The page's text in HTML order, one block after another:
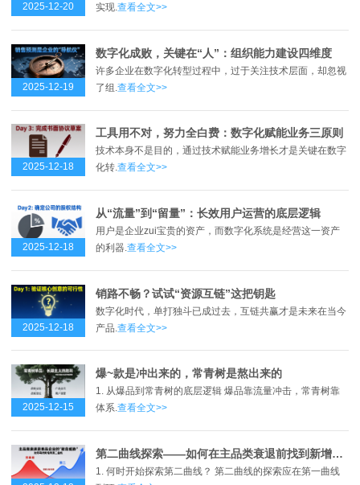
2025-12-20
实现.查看全文>>
2025-12-19
数字化成败，关键在“人”：组织能力建设四维度
许多企业在数字化转型过程中，过于关注技术层面，却忽视
了组.查看全文>>
2025-12-18
工具用不对，努力全白费：数字化赋能业务三原则
技术本身不是目的，通过技术赋能业务增长才是关键在数字
化转.查看全文>>
2025-12-18
从“流量”到“留量”：长效用户运营的底层逻辑
用户是企业zui宝贵的资产，而数字化系统是经营这一资产
的利器.查看全文>>
2025-12-18
销路不畅？试试“资源互链”这把钥匙
数字化时代，单打独斗已成过去，互链共赢才是未来在当今
产品. 查看全文>>
2025-12-15
爆~款是冲出来的，常青树是熬出来的
1. 从爆品到常青树的底层逻辑 爆品靠流量冲击，常青树靠
体系.查看全文>>
第二曲线探索——如何在主品类衰退前找到新增长点？
1. 何时开始探索第二曲线？ 第二曲线的探索应在第一曲线